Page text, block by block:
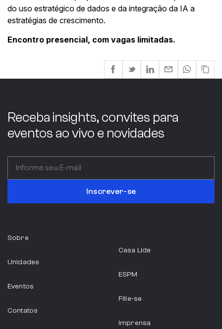
do uso estratégico de dados e da integração da IA a
estratégias de crescimento.
Encontro presencial, com vagas limitadas.
Receba insights, convites para
eventos ao vivo e novidades
Inscrever-se
Sobre
Unidades
Eventos
Contatos
Casa Lide
ESPM
Filie-se
Imprensa